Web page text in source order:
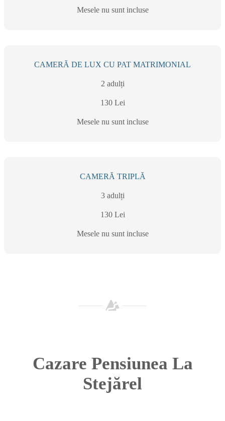
Mesele nu sunt incluse
CAMERĂ DE LUX CU PAT MATRIMONIAL
2 adulți
130 Lei
Mesele nu sunt incluse
CAMERĂ TRIPLĂ
3 adulți
130 Lei
Mesele nu sunt incluse
Cazare Pensiunea La
Stejărel